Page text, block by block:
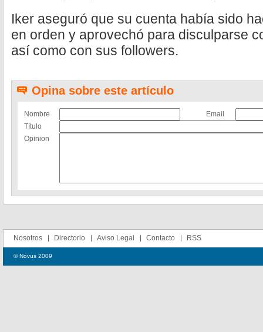
Iker aseguró que su cuenta había sido
en orden y aprovechó para disculparse
así como con sus followers.
Opina sobre este artículo
Nombre
Email
Título
Opinion
Nosotros Directorio Aviso Legal Contacto RSS
© Novus 2009